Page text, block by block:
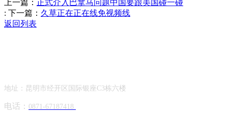
上一篇： 正式介入巴拿马问题中国要跟美国碰一碰
: 下一篇： 久草正在正在线免视频线
返回列表
地址：昆明市经开区国际银座C3栋六楼
电话： 0871-67187418